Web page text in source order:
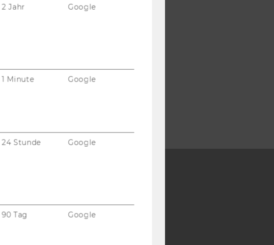
AACSB AMBA
2 Jahr Google
1 Minute Google
24 Stunde Google
90 Tag Google